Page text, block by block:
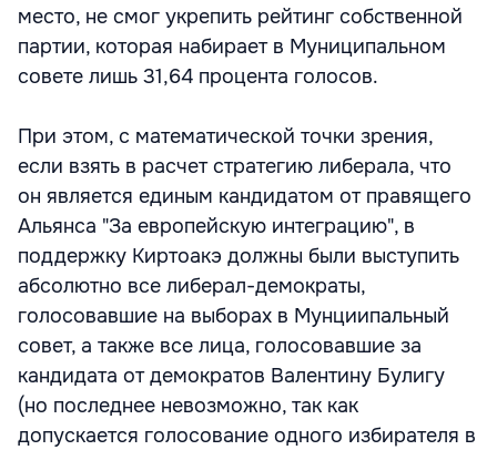
место, не смог укрепить рейтинг собственной
партии, которая набирает в Муниципальном
совете лишь 31,64 процента голосов.
При этом, с математической точки зрения,
если взять в расчет стратегию либерала, что
он является единым кандидатом от правящего
Альянса "За европейскую интеграцию", в
поддержку Киртоакэ должны были выступить
абсолютно все либерал-демократы,
голосовавшие на выборах в Мунциипальный
совет, а также все лица, голосовавшие за
кандидата от демократов Валентину Булигу
(но последнее невозможно, так как
допускается голосование одного избирателя в